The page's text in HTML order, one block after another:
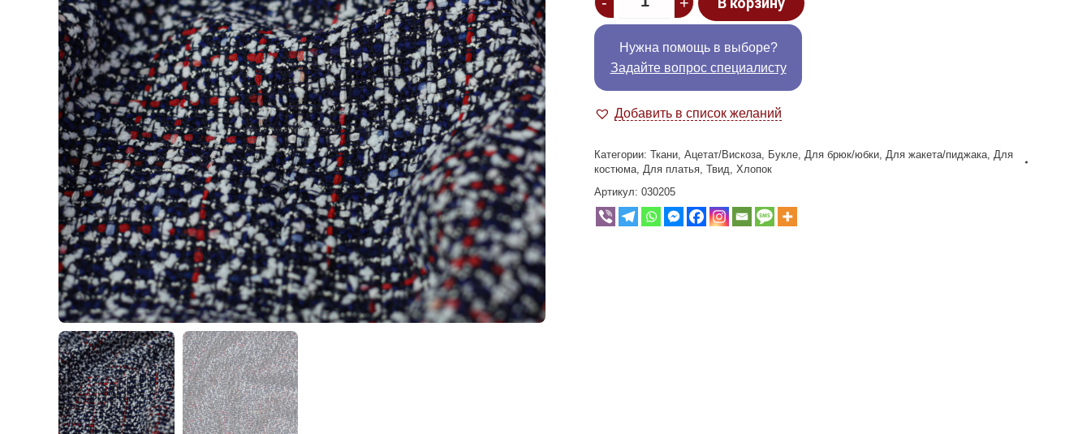
Нужна помощь в выборе?
Задайте вопрос специалисту
Добавить в список желаний
Категории: Ткани, Ацетат/Вискоза, Букле, Для брюк/юбки, Для жакета/пиджака, Для
костюма, Для платья, Твид, Хлопок
Артикул: 030205